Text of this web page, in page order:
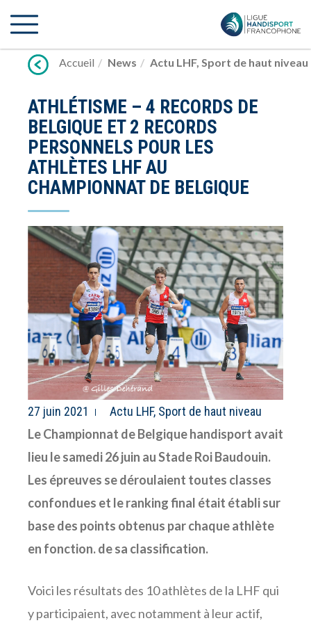
vers
Accueil
News Actu LHF, Sport de haut niveau
ATHLÉTISME – 4 RECORDS DE
BELGIQUE ET 2 RECORDS
PERSONNELS POUR LES
ATHLÈTES LHF AU
CHAMPIONNAT DE BELGIQUE
27 juin 2021 Actu LHF, Sport de haut niveau
Le Championnat de Belgique handisport avait
lieu le samedi 26 juin au Stade Roi Baudouin.
Les épreuves se déroulaient toutes classes
confondues et le ranking final était établi sur
base des points obtenus par chaque athlète
en fonction. de sa classification.
Voici les résultats des 10 athlètes de la LHF qui
y participaient, avec notamment à leur actif,